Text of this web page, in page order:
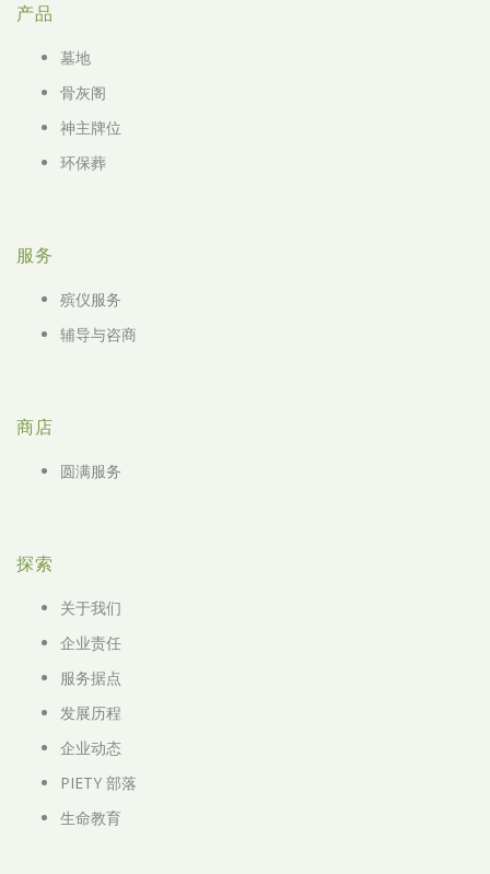
产品
墓地
骨灰阁
神主牌位
环保葬
服务
殡仪服务
辅导与咨商
商店
圆满服务
探索
关于我们
企业责任
服务据点
发展历程
企业动态
PIETY 部落
生命教育